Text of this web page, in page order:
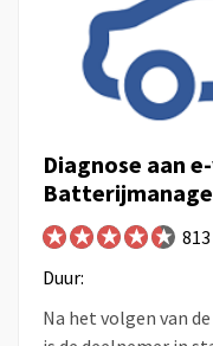
Diagnose aan
Duur:
Na het volgen van